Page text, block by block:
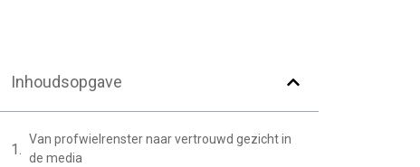
Inhoudsopgave
Van profwielrenster naar vertrouwd gezicht in
de media